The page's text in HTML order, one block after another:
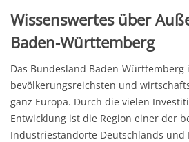
Wissenswertes über
Baden-Württemberg
Das Bundesland Baden-Württemberg
bevölkerungsreichsten und
ganz Europa. Durch die vielen
Entwicklung ist die Region einer der
Industriestandorte Deutschlands und